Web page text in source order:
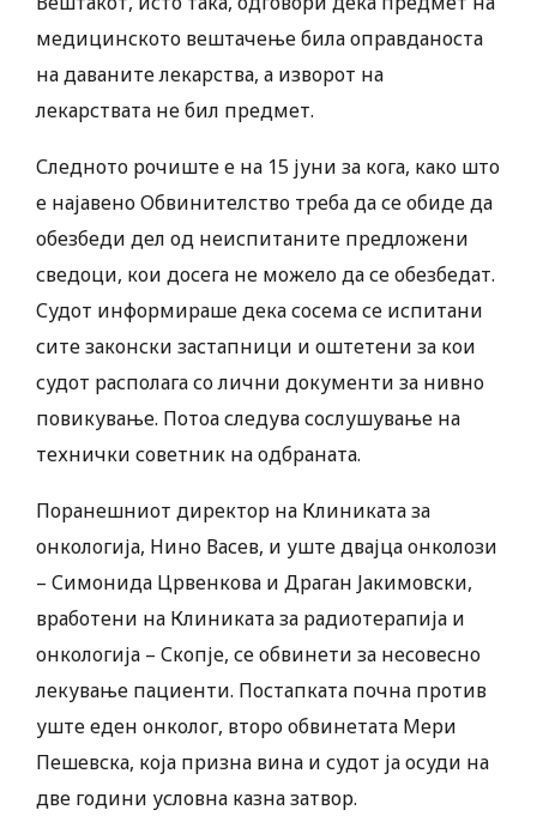
медицинското вештачење била оправданоста
на даваните лекарства, а изворот на
лекарствата не бил предмет.
Следното рочиште е на 15 јуни за кога, како што
е најавено Обвинителство треба да се обиде да
обезбеди дел од неиспитаните предложени
сведоци, кои досега не можело да се обезбедат.
Судот информираше дека сосема се испитани
сите законски застапници и оштетени за кои
судот располага со лични документи за нивно
повикување. Потоа следува сослушување на
технички советник на одбраната.
Поранешниот директор на Клиниката за
онкологија, Нино Васев, и уште двајца онколози
– Симонида Црвенкова и Драган Јакимовски,
вработени на Клиниката за радиотерапија и
онкологија – Скопје, се обвинети за несовесно
лекување пациенти. Постапката почна против
уште еден онколог, второ обвинетата Мери
Пешевска, која призна вина и судот ја осуди на
две години условна казна затвор.